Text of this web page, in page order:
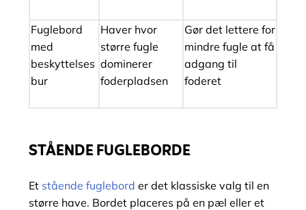
Fuglebord
med
beskyttelses
bur
Haver hvor
større fugle
dominerer
foderpladsen
Gør det lettere for
mindre fugle at få
adgang til
foderet
STÅENDE FUGLEBORDE
Et stående fuglebord er det klassiske valg til en
større have. Bordet placeres på en pæl eller et